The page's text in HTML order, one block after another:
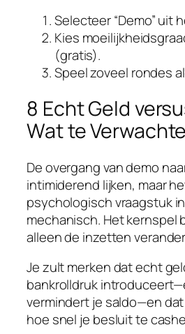
Selecteer “Demo” uit
Kies
(gratis).
Speel zoveel rondes
8 Echt Geld
Wat te
De overgang van demo
intimiderend lijken, maar
psychologisch vraagstuk
mechanisch. Het kernspel
alleen de inzetten
Je zult merken dat echt
bankrolldruk
vermindert je saldo—en
hoe snel je besluit te